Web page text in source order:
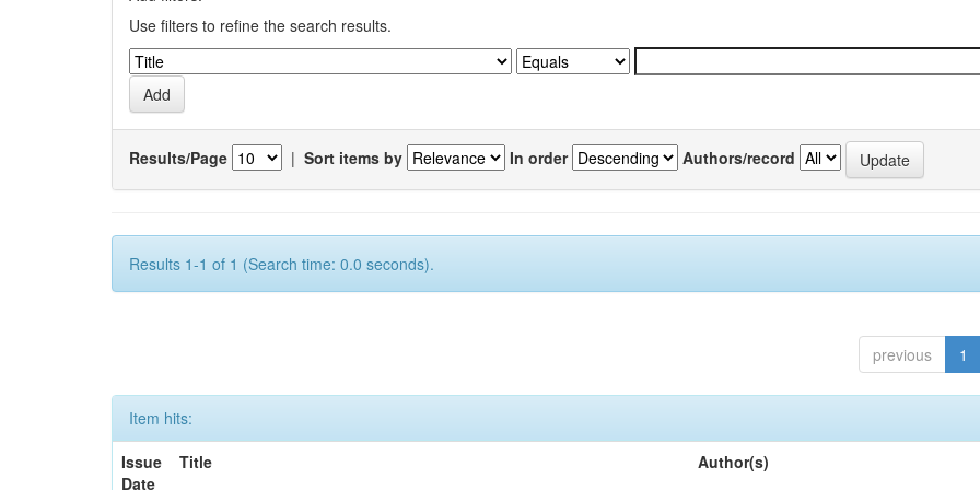
Use filters to refine the search results.
Results/Page | Sort items by In order Authors/record
Results 1-1 of 1 (Search time: 0.0 seconds).
previous 1
Item hits:
Issue
Date
Title Author(s)